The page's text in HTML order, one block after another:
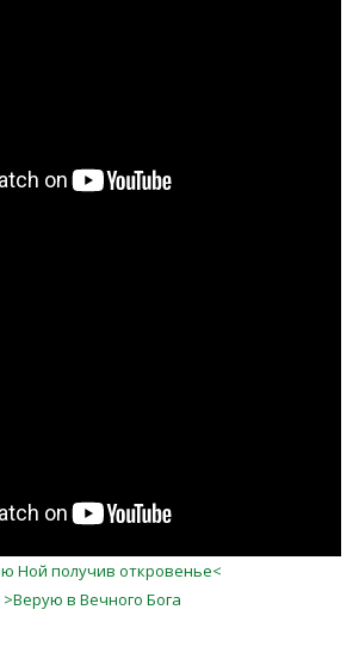
Ной получив откровенье<
>Верую в Вечного Бога